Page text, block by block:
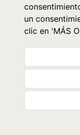
un
clic en 'MÁS